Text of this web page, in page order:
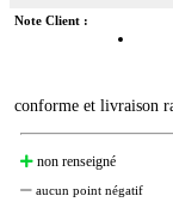
Note Client :
conforme et livraison
non renseigné
aucun point négatif